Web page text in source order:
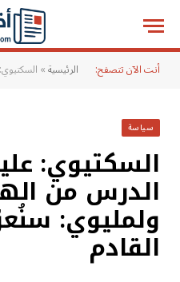
أنت الآن تتصفح: الرئيسية» السكتيوي:
سياسة
السكتيوي:
الدرس من
ولمليوي:
القادم